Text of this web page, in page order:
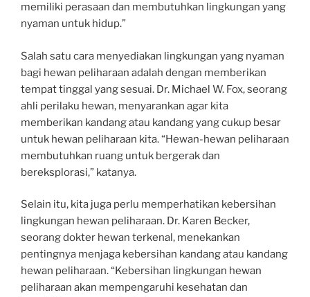
memiliki perasaan dan membutuhkan lingkungan yang
nyaman untuk hidup.”
Salah satu cara menyediakan lingkungan yang nyaman
bagi hewan peliharaan adalah dengan memberikan
tempat tinggal yang sesuai. Dr. Michael W. Fox, seorang
ahli perilaku hewan, menyarankan agar kita
memberikan kandang atau kandang yang cukup besar
untuk hewan peliharaan kita. “Hewan-hewan peliharaan
membutuhkan ruang untuk bergerak dan
bereksplorasi,” katanya.
Selain itu, kita juga perlu memperhatikan kebersihan
lingkungan hewan peliharaan. Dr. Karen Becker,
seorang dokter hewan terkenal, menekankan
pentingnya menjaga kebersihan kandang atau kandang
hewan peliharaan. “Kebersihan lingkungan hewan
peliharaan akan mempengaruhi kesehatan dan